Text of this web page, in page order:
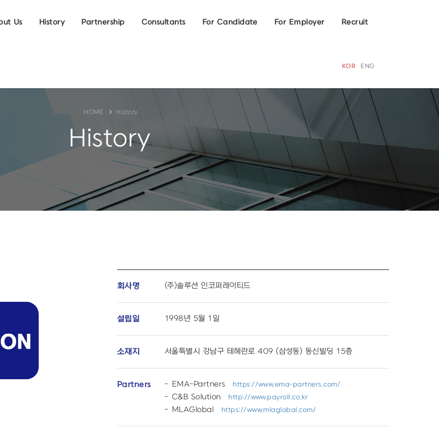
Us History Partnership Consultants For Candidate For Employer Recruit
KOR ENG
HOME History
History
회사명 (주)솔루션 인코퍼레이티드
설립일 1998년 5월 1일
소재지 서울특별시 강남구 테헤란로 409 (삼성동) 동신빌딩 15층
Partners EMA-Partners https://www.ema-partners.com/
C&B Solution http://www.payroll.co.kr
MLAGlobal https://www.mlaglobal.com/